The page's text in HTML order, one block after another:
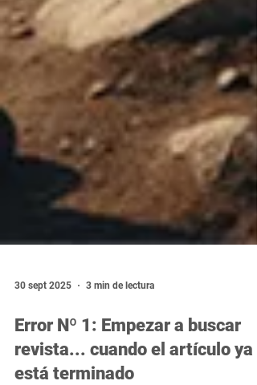
Error Nº 1: Empezar a buscar
revista... cuando el artículo ya